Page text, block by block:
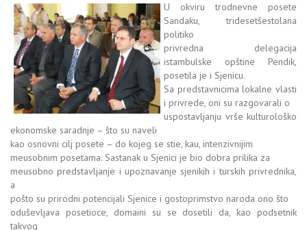
U okviru trodnevne posete
Sandaku, tridesetšestolana
politiko
privredna delegacija
istambulske opštine Pendik,
posetila je i Sjenicu.
Sa predstavnicima lokalne vlasti
i privrede, oni su razgovarali o
uspostavljanju vrše kulturološko
ekonomske saradnje – što su naveli
kao osnovni cilj posete – do kojeg se stie, kau, intenzivnijim
meusobnim posetama. Sastanak u Sjenici je bio dobra prilika za
meusobno predstavljanje i upoznavanje sjenikih i turskih privrednika,
a
pošto su prirodni potencijali Sjenice i gostoprimstvo naroda ono što
oduševljava posetioce, domaini su se dosetili da, kao podsetnik
takvog